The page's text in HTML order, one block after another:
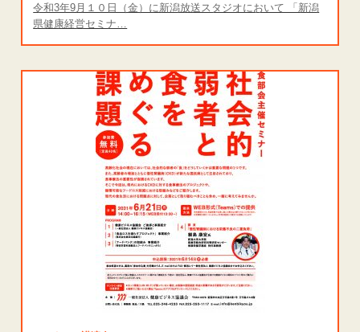
令和3年9月１０日（金）に新潟放送スタジオにおいて 「新潟
県健康経営セミナ…